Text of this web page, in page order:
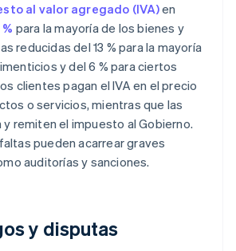
al valor agregado (IVA)en
para la mayoría de los bienes y
reducidas del 13 % para la mayoría
y del 6 % para ciertos
clientes pagan el IVA en el precio
o servicios, mientras que las
remiten el impuesto al Gobierno.
pueden acarrear graves
auditorías y sanciones.
y disputas